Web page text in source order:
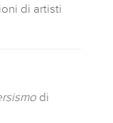
di artisti
di